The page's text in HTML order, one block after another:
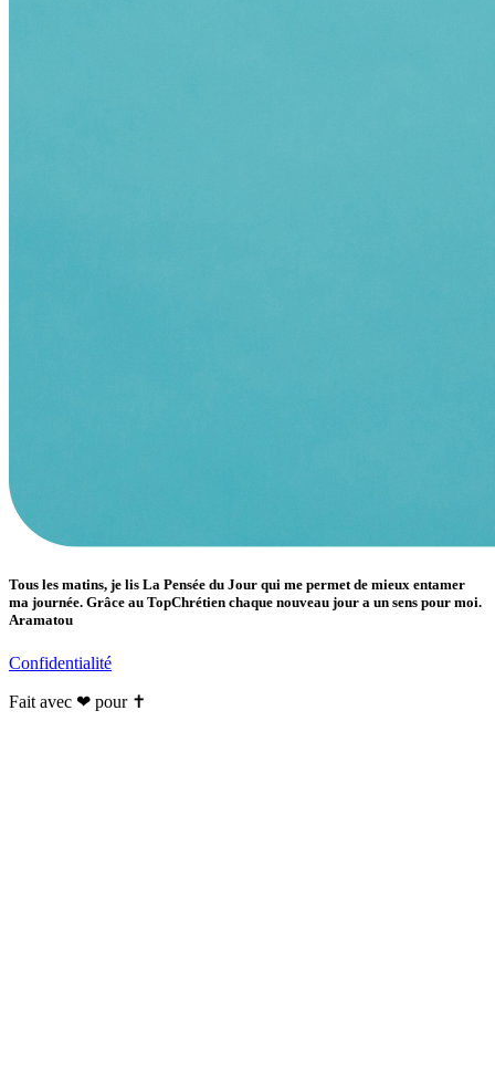
Tous les matins, je lis La Pensée du Jour qui me permet de mieux entamer
ma journée. Grâce au TopChrétien chaque nouveau jour a un sens pour moi.
Aramatou
Confidentialité
Fait avec ❤ pour ✝️️